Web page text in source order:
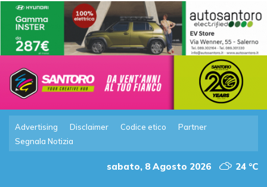
Advertising Disclaimer Codice etico
Partner
Segnala Notizia
sabato, 8 Agosto 2026 24 °C